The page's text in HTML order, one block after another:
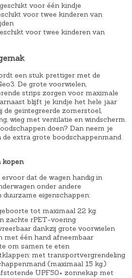
j
k
e
j
s
w
a
s
9
,
9
.
.
voor één kindje
voor twee kinderen van
voor twee kinderen van
een stuk prettiger met de
De grote voorwielen,
strips zorgen voor maximale
blijft je kindje het hele jaar
geïntegreerde zomerstoel,
wieg met ventilatie en windscherm.
doen? Dan neem je
de extra grote boodschappenmand
kopen
dat de wagen handig in
onder andere
eigenschappen:
tot maximaal 22 kg.
zachte rPET-voering
dankzij grote voorwielen
met één hand afneembaar
om samen te eten
met transportvergrendeling
(maximaal 15 kg.)
UPF50+ zonnekap met